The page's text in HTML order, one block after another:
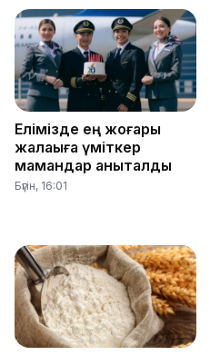
Елімізде ең жоғары
жалақыға үміткер
мамандар анықталды
Бүгін, 16:01